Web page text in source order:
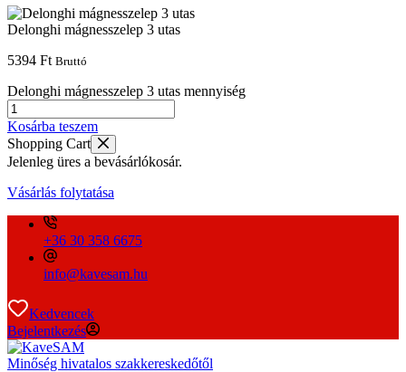
Delonghi mágnesszelep 3 utas
5394 Ft Bruttó
Delonghi mágnesszelep 3 utas mennyiség
Kosárba teszem
Shopping Cart
Jelenleg üres a bevásárlókosár.
Vásárlás folytatása
+36 30 358 6675
info@kavesam.hu
Kedvencek
Bejelentkezés
Minőség hivatalos szakkereskedőtől